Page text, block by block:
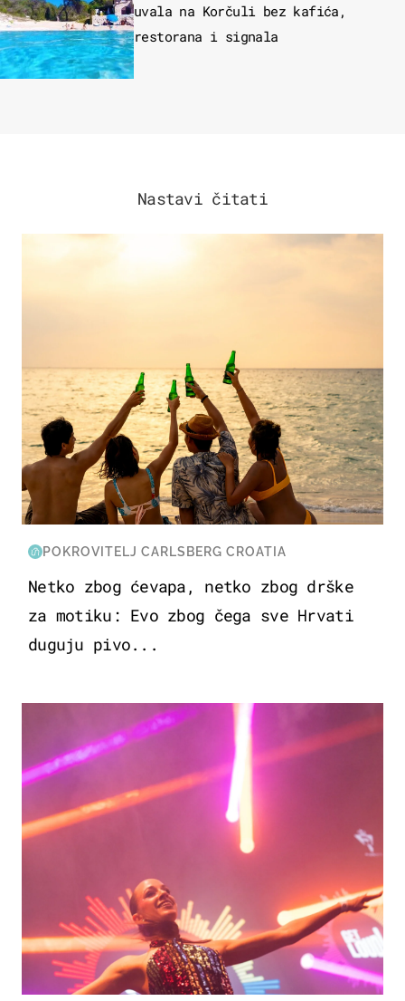
uvala na Korčuli bez kafića,
restorana i signala
Nastavi čitati
POKROVITELJ CARLSBERG CROATIA
Netko zbog ćevapa, netko zbog drške
za motiku: Evo zbog čega sve Hrvati
duguju pivo...
KULTURA & ZABAVA